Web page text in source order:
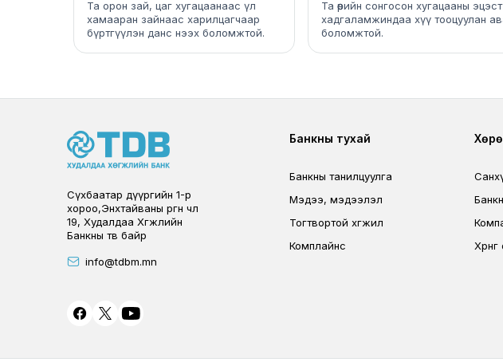
Та орон зай, цаг хугацаанаас үл
хамааран зайнаас харилцагчаар
бүртгүүлэн данс нээх боломжтой.
Та өөрийн сонгосон хугацааны эцэст
хадгаламжиндаа хүү тооцуулан
боломжтой.
Сүхбаатар дүүргийн 1-р
хороо,Энхтайваны өргөн чөлөө
19, Худалдаа Хөгжлийн
Банкны төв байр
info@tdbm.mn
Footer
Банкны тухай
Банкны танилцуулга
Мэдээ, мэдээлэл
Тогтвортой хөгжил
Комплайнс